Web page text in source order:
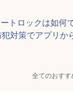
トロックは如何
対策でアプリ
全てのおすす